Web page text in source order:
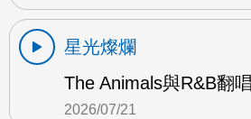
星光燦爛
The Animals與R&B翻
2026/07/21